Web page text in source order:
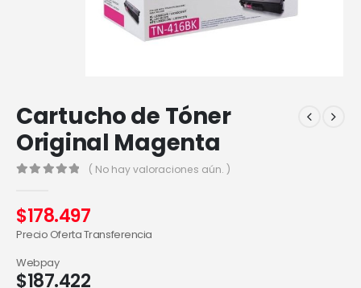
Cartucho de Tóner
Original Magenta
( No hay valoraciones aún. )
$178.497
Precio Oferta Transferencia
$187.422
Webpay